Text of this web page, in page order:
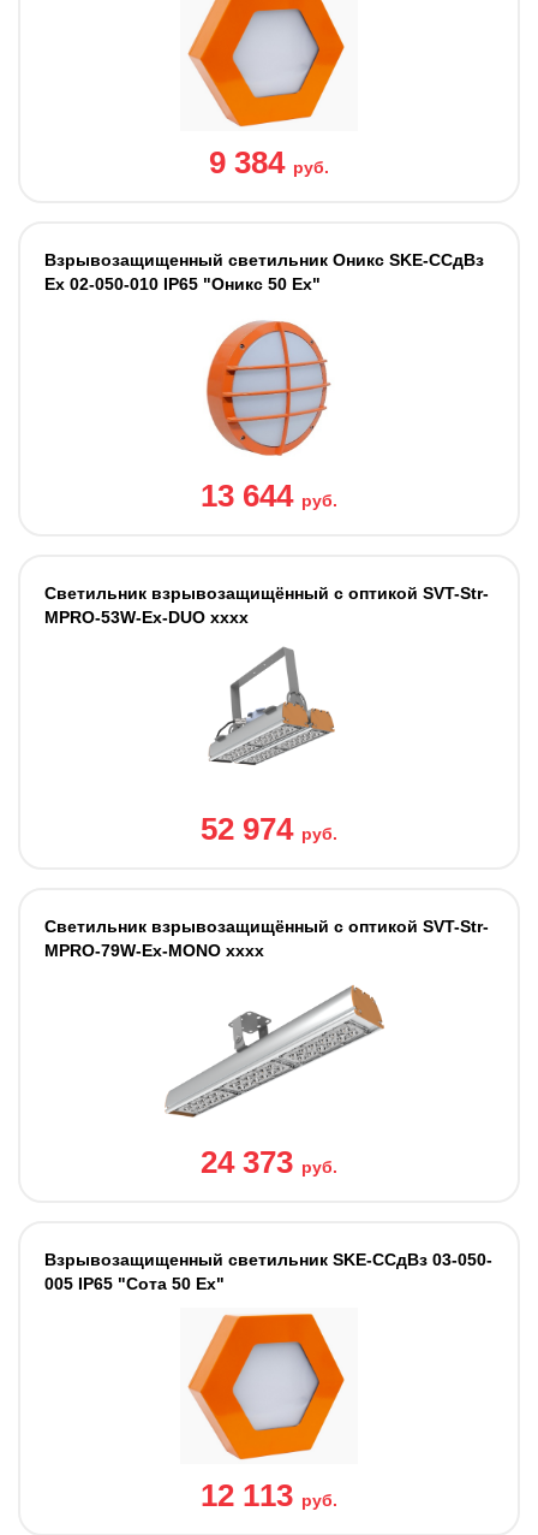
9 384 руб.
Взрывозащищенный светильник Оникс SKE-ССдВз
Ех 02-050-010 IP65 "Оникс 50 Ех"
13 644 руб.
Светильник взрывозащищённый с оптикой SVT-Str-
MPRO-53W-Ex-DUO хххх
52 974 руб.
Светильник взрывозащищённый с оптикой SVT-Str-
MPRO-79W-Ex-MONO хххх
24 373 руб.
Взрывозащищенный светильник SKE-ССдВз 03-050-
005 IP65 "Сота 50 Ех"
12 113 руб.